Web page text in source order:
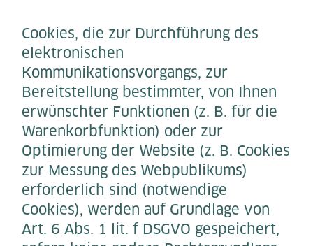
Cookies, die zur Durchführung des
elektronischen
Kommunikationsvorgangs, zur
Bereitstellung bestimmter, von Ihnen
erwünschter Funktionen (z. B. für die
Warenkorbfunktion) oder zur
Optimierung der Website (z. B. Cookies
zur Messung des Webpublikums)
erforderlich sind (notwendige
Cookies), werden auf Grundlage von
Art. 6 Abs. 1 lit. f DSGVO gespeichert,